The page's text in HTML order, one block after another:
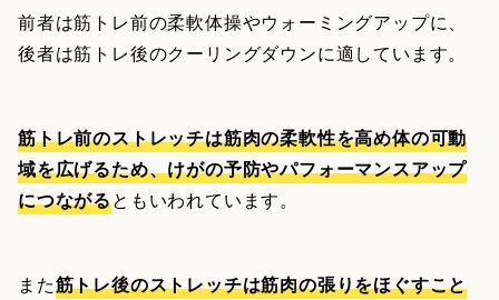
前者は筋トレ前の柔軟体操やウォーミングアップに、
後者は筋トレ後のクーリングダウンに適しています。
筋トレ前のストレッチは筋肉の柔軟性を高め体の可動
域を広げるため、けがの予防やパフォーマンスアップ
につながるともいわれています。
また筋トレ後のストレッチは筋肉の張りをほぐすこと